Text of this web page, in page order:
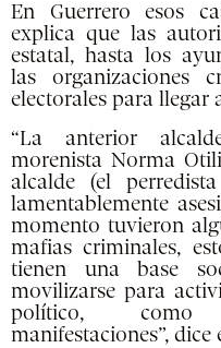
En Guerrero esos
explica que las
estatal, hasta los
las organizaciones
electorales para llegar
“La anterior
morenista Norma
alcalde (el
lamentablemente
momento tuvieron
mafias criminales,
tienen una base
movilizarse para
político, como
manifestaciones”, dice